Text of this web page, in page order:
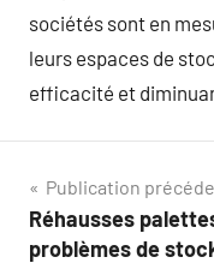
sociétés sont en
leurs espaces de
efficacité et
Navigation
de
Publication
Réhausses
problèmes de